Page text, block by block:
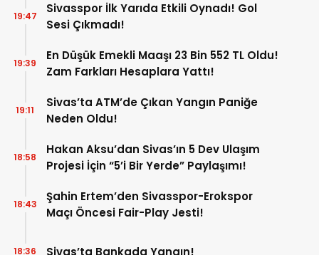
Sivasspor İlk Yarıda Etkili Oynadı! Gol
Sesi Çıkmadı!
19:47
En Düşük Emekli Maaşı 23 Bin 552 TL Oldu!
Zam Farkları Hesaplara Yattı!
19:39
Sivas’ta ATM’de Çıkan Yangın Paniğe
Neden Oldu!
19:11
Hakan Aksu’dan Sivas’ın 5 Dev Ulaşım
Projesi İçin “5’i Bir Yerde” Paylaşımı!
18:58
Şahin Ertem’den Sivasspor-Erokspor
Maçı Öncesi Fair-Play Jesti!
18:43
Sivas’ta Bankada Yangın!
18:36